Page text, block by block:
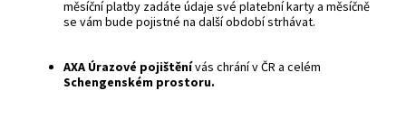
měsíční platby zadáte údaje své platební karty a měsíčně
se vám bude pojistné na další období strhávat.
AXA Úrazové pojištěnívás chrání v ČR a celém
Schengenském prostoru.